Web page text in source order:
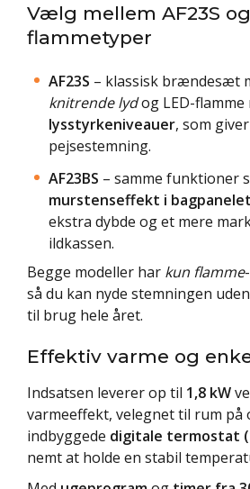
Vælg mellem AF23S og
flammetyper
AF23S – klassisk brændesæt
knitrende lydog LED-flamme
lysstyrkeniveauer, som
pejsestemning.
AF23BS – samme funktioner
murstenseffekt i bagpanelet
ekstra dybde og et mere
ildkassen.
Begge modeller har kun flamme
så du kan nyde stemningen
til brug hele året.
Effektiv varme og
Indsatsen leverer op til 1,8 kW
varmeeffekt, velegnet til rum på
indbyggede digitale termostat
nemt at holde en stabil